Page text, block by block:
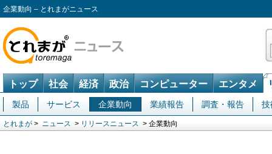
企業動向 – とれまがニュース
トップ 社会 経済 政治 コンピューター エンタメ
製品 サービス 企業動向 業績報告 調査・報告 技
とれまが > ニュース > リリースニュース > 企業動向